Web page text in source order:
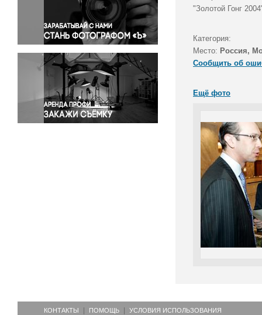
Правосудие
Происшествия и конфликты
Религия
Светская жизнь
Спорт
Экология
Экономика и бизнес
"Золотой Гонг
Категория:
Место: Россия,
Сообщить об
Ещё фото
КОНТАКТЫ ПОМОЩЬ УСЛОВИЯ ИСПОЛЬЗОВАНИЯ